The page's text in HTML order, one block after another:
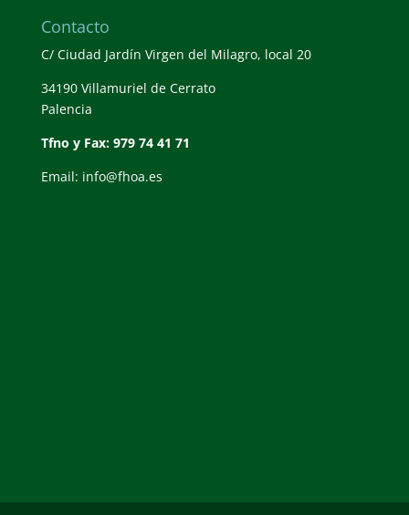
Contacto
C/ Ciudad Jardín Virgen del Milagro, local 20
34190 Villamuriel de Cerrato
Palencia
Tfno y Fax: 979 74 41 71
Email: info@fhoa.es